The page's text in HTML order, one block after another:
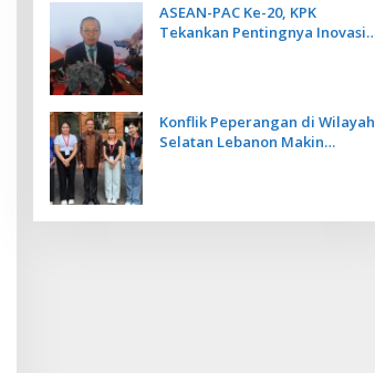
ASEAN-PAC Ke-20, KPK
Tekankan Pentingnya Inovasi
Konflik Peperangan di Wilayah
Selatan Lebanon Makin